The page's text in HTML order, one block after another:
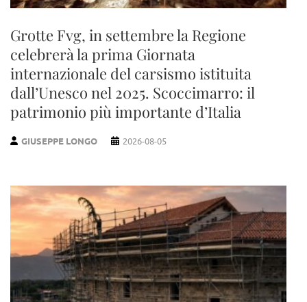
Grotte Fvg, in settembre la Regione
celebrerà la prima Giornata
internazionale del carsismo istituita
dall’Unesco nel 2025. Scoccimarro: il
patrimonio più importante d’Italia
GIUSEPPE LONGO 2026-08-05